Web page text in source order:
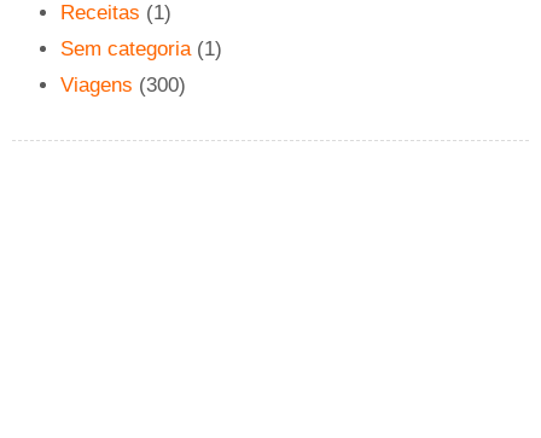
Receitas (1)
Sem categoria(1)
Viagens (300)